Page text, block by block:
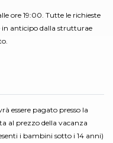
ore 19:00. Tutte le richieste
in anticipo dalla strutturae
essere pagato presso la
al prezzo della vacanza
i bambini sotto i 14 anni)